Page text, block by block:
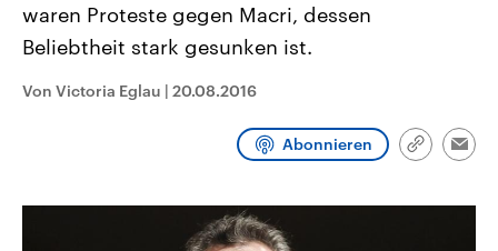
und Hintergründe zu den Parteien
und Kandidaten der anstehenden
Wahl.
Sendungen Programm Podcasts
waren Proteste gegen Macri, dessen
Beliebtheit stark gesunken ist.
Von Victoria Eglau | 20.08.2016
Abonnieren
Link